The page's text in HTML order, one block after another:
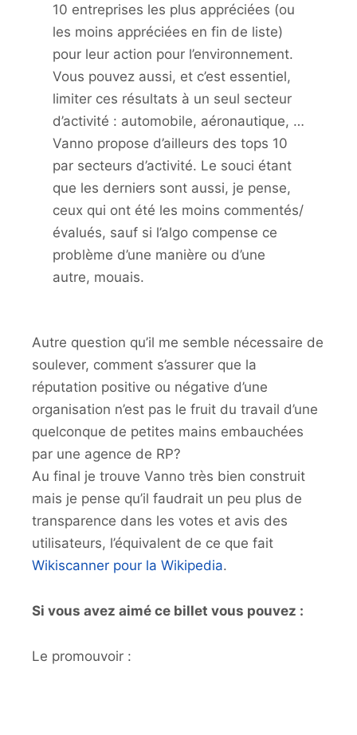
10 entreprises les plus appréciées (ou
les moins appréciées en fin de liste)
pour leur action pour l’environnement.
Vous pouvez aussi, et c’est essentiel,
limiter ces résultats à un seul secteur
d’activité : automobile, aéronautique, …
Vanno propose d’ailleurs des tops 10
par secteurs d’activité. Le souci étant
que les derniers sont aussi, je pense,
ceux qui ont été les moins commentés/
évalués, sauf si l’algo compense ce
problème d’une manière ou d’une
autre, mouais.
Autre question qu’il me semble nécessaire de
soulever, comment s’assurer que la
réputation positive ou négative d’une
organisation n’est pas le fruit du travail d’une
quelconque de petites mains embauchées
par une agence de RP?
Au final je trouve Vanno très bien construit
mais je pense qu’il faudrait un peu plus de
transparence dans les votes et avis des
utilisateurs, l’équivalent de ce que fait
Wikiscanner pour la Wikipedia.
Si vous avez aimé ce billet vous pouvez :
Le promouvoir :